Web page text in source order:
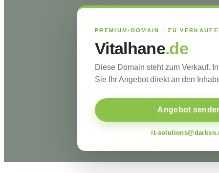
PREMIUM-DOMAIN · ZU
Vitalhane.de
Diese Domain steht zum Verkauf.
Sie Ihr Angebot direkt an den
Angebot
it-